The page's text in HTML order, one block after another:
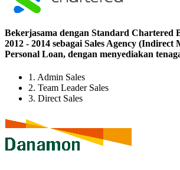
Bekerjasama dengan Standard Chartered
2012 - 2014 sebagai Sales Agency
Personal Loan, dengan menyediakan
1. Admin Sales
2. Team Leader Sales
3. Direct Sales